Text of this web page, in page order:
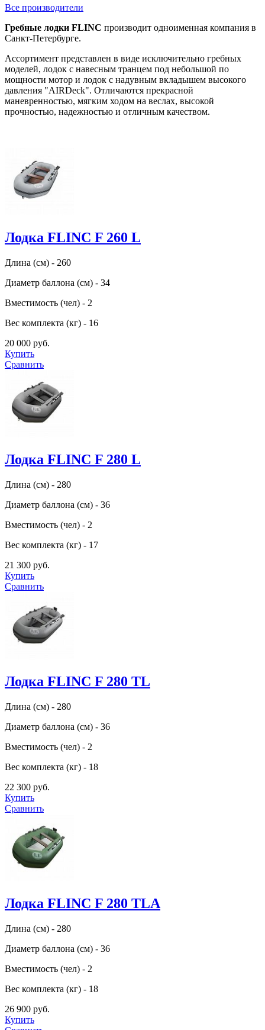
Все производители
Лодка FLINC F 260 L
Длина (см) - 260
Диаметр баллона (см) - 34
Вместимость (чел) - 2
Вес комплекта (кг) - 16
20 000 руб.
Купить
Сравнить
Лодка FLINC F 280 L
Длина (см) - 280
Диаметр баллона (см) - 36
Вместимость (чел) - 2
Вес комплекта (кг) - 17
21 300 руб.
Купить
Сравнить
Лодка FLINC F 280 TL
Длина (см) - 280
Диаметр баллона (см) - 36
Вместимость (чел) - 2
Вес комплекта (кг) - 18
22 300 руб.
Купить
Сравнить
Лодка FLINC F 280 TLA
Длина (см) - 280
Диаметр баллона (см) - 36
Вместимость (чел) - 2
Вес комплекта (кг) - 18
26 900 руб.
Купить
Гребные лодки FLINC производит одноименная компания в
Санкт-Петербурге.
Ассортимент представлен в виде исключительно гребных
моделей, лодок с навесным транцем под небольшой по
мощности мотор и лодок с надувным вкладышем высокого
давления "AIRDeck". Отличаются прекрасной
маневренностью, мягким ходом на веслах, высокой
прочностью, надежностью и отличным качеством.